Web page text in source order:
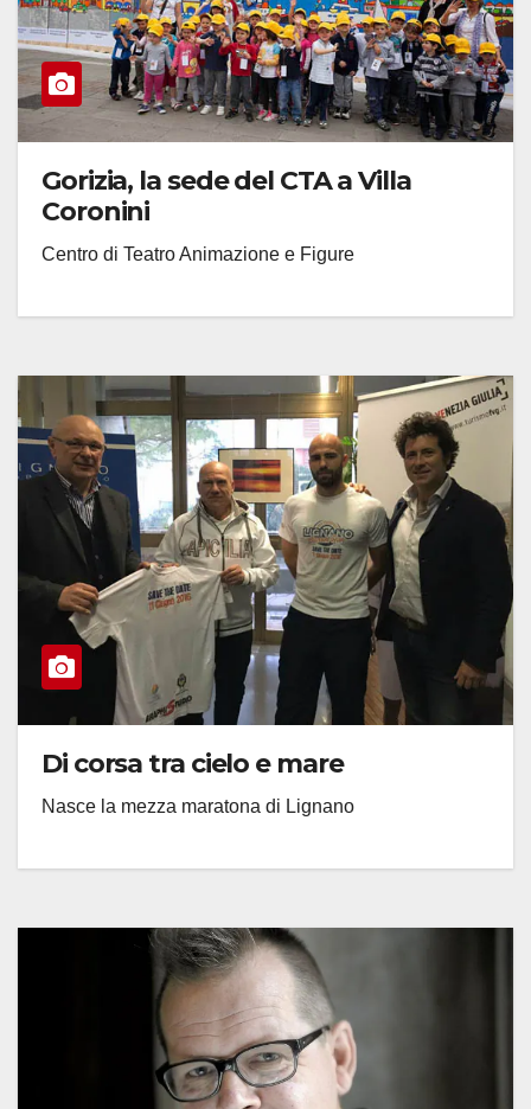
Gorizia, la sede del CTA a Villa
Coronini
Centro di Teatro Animazione e Figure
Di corsa tra cielo e mare
Nasce la mezza maratona di Lignano